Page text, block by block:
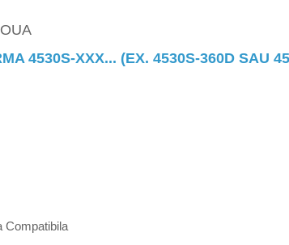
4530S-XXX... (EX. 4530S-360D SAU
Compatibila